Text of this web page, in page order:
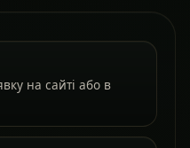
на сайті або в